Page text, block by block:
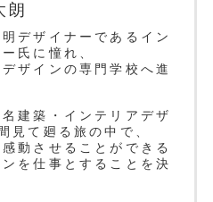
朗
明デザイナーであるイン
氏に憧れ、
ザインの専門学校へ進
建築・インテリアデザ
見て廻る旅の中で、
動させることができる
を仕事とすることを決